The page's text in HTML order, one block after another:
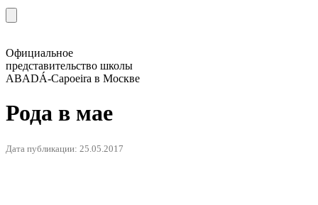
Официальное
представительство школы
ABADÁ-Capoeira в Москве
Рода в мае
Дата публикации: 25.05.2017